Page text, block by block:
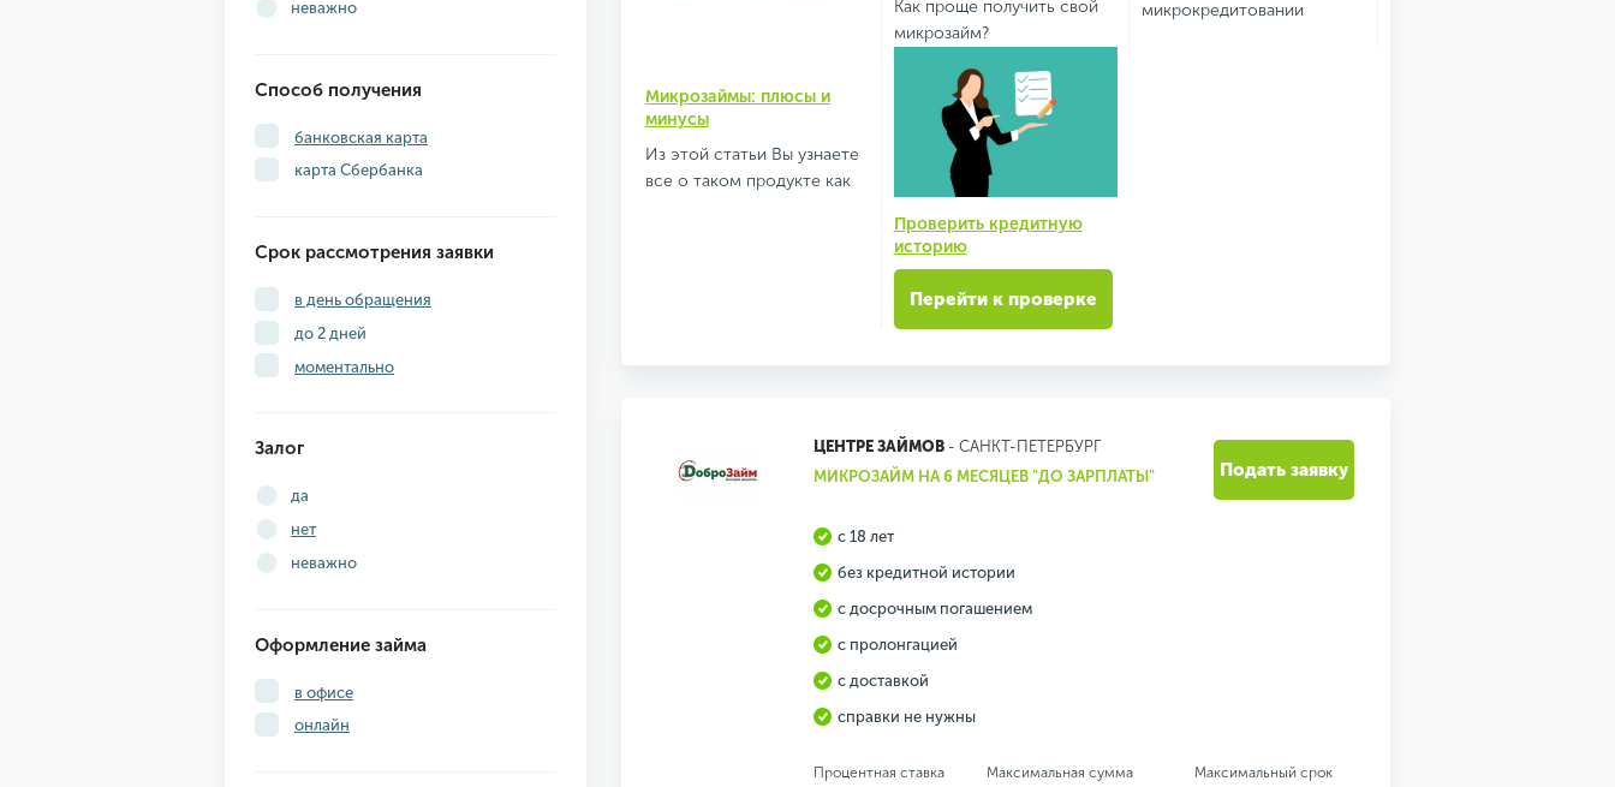
неважно
Способ получения
банковская карта
карта Сбербанка
Срок рассмотрения заявки
в день обращения
до 2 дней
моментально
Залог
да
нет
неважно
Оформление займа
в офисе
онлайн
Как проще получить свой
микрозайм?
микрокредитовании
Микрозаймы: плюсы и
минусы
Из этой статьи Вы узнаете
все о таком продукте как
Проверить кредитную
историю
Перейти к проверке
ЦЕНТРЕ ЗАЙМОВ- САНКТ-ПЕТЕРБУРГ
МИКРОЗАЙМ НА 6 МЕСЯЦЕВ "ДО ЗАРПЛАТЫ"
с 18 лет
без кредитной истории
с досрочным погашением
с пролонгацией
с доставкой
справки не нужны
Процентная ставка Максимальная сумма Максимальный срок
Подать заявку